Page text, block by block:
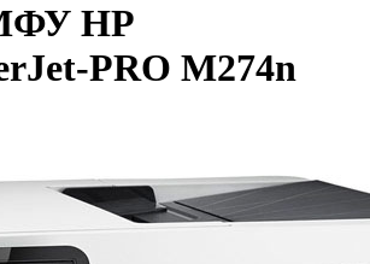
HP
PRO M274n